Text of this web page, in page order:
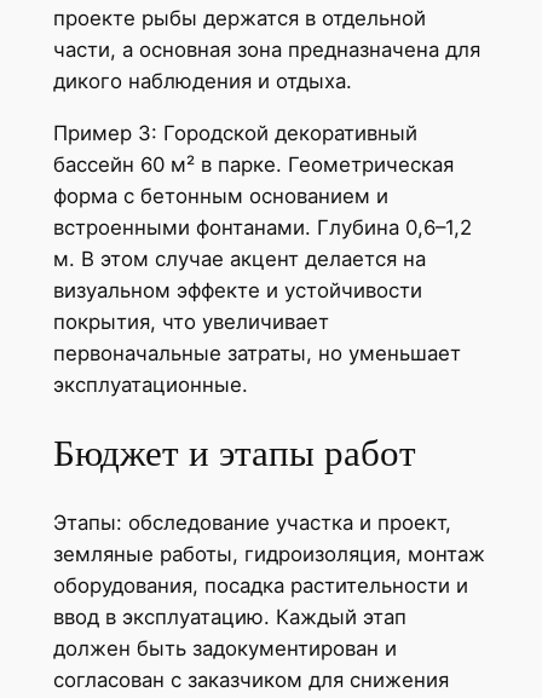
проекте рыбы держатся в отдельной
части, а основная зона предназначена для
дикого наблюдения и отдыха.
Пример 3: Городской декоративный
бассейн 60 м² в парке. Геометрическая
форма с бетонным основанием и
встроенными фонтанами. Глубина 0,6–1,2
м. В этом случае акцент делается на
визуальном эффекте и устойчивости
покрытия, что увеличивает
первоначальные затраты, но уменьшает
эксплуатационные.
Бюджет и этапы работ
Этапы: обследование участка и проект,
земляные работы, гидроизоляция, монтаж
оборудования, посадка растительности и
ввод в эксплуатацию. Каждый этап
должен быть задокументирован и
согласован с заказчиком для снижения